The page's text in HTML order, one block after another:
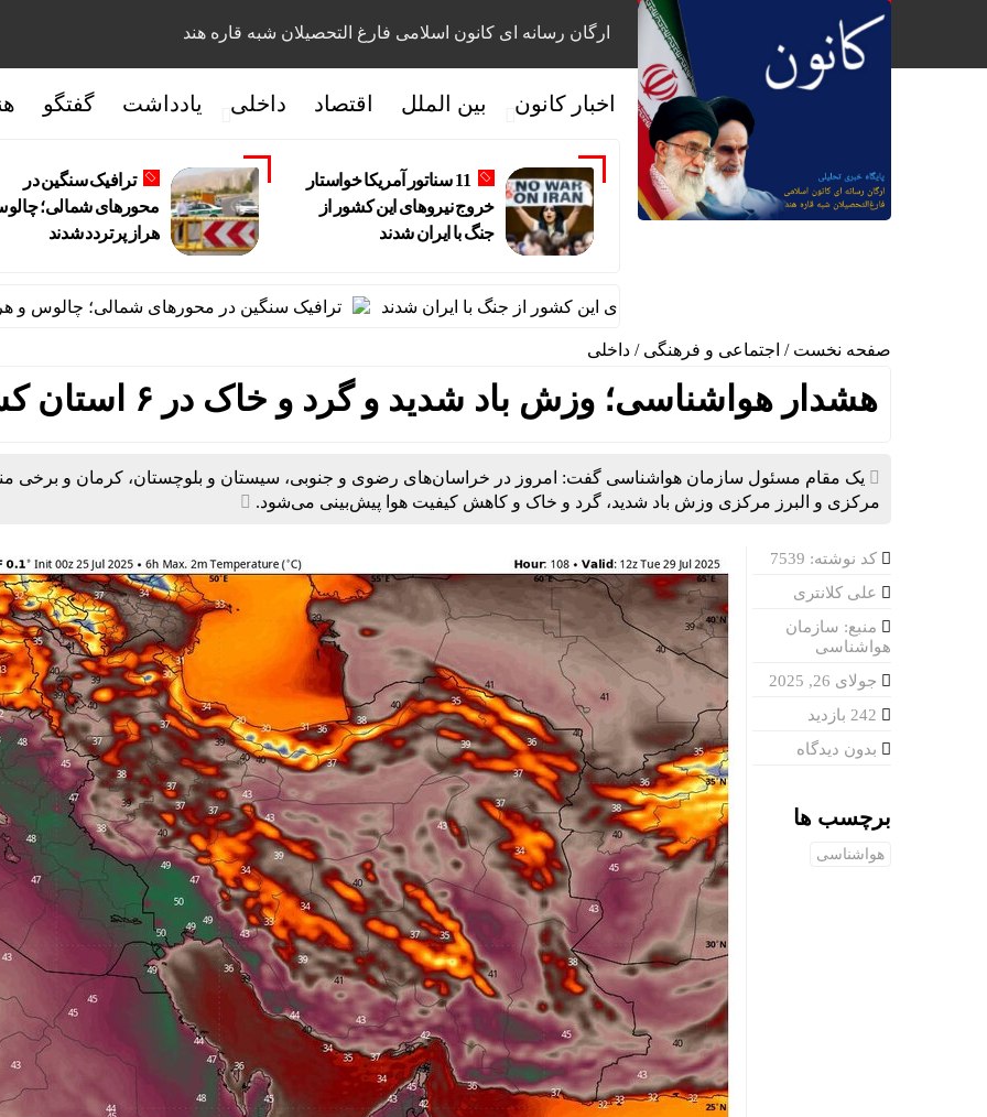
ارگان رسانه ای کانون اسلامی فارغ التحصیلان شبه قاره هند
اخبار کانون بین الملل اقتصاد داخلی یادداشت گفتگو
11 سناتور آمریکا خواستار
خروج نیروهای این کشور از
جنگ با ایران شدند
ترافیک سنگین در
محورهای شمالی؛
هراز پرتردد شدند
ترافیک سنگین در محورهای شمالی؛ چالوس و هراز
صفحه نخست / اجتماعی و فرهنگی / داخلی
هشدار هواشناسی؛ وزش باد شدید و گرد و خاک در ۶ استان کشور
یک مقام مسئول سازمان هواشناسی گفت: امروز در خراسان‌های رضوی و جنوبی، سیستان و بلوچستان، کرمان و برخی
مرکزی و البرز مرکزی وزش باد شدید، گرد و خاک و کاهش کیفیت هوا پیش‌بینی می‌شود.
کد نوشته: 7539
علی کلانتری
منبع: سازمان
هواشناسی
جولای 26, 2025
بدون دیدگاه
برچسب ها
هواشناسی